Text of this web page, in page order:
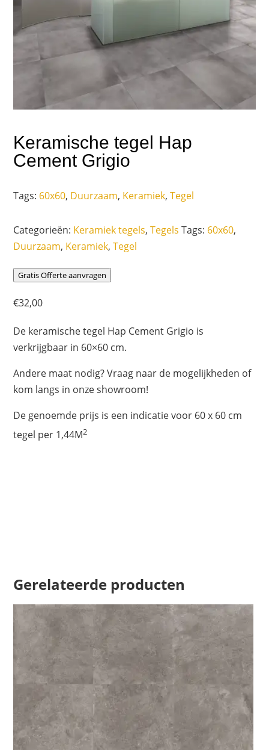
Keramische tegel Hap
Cement Grigio
Tags: 60x60, Duurzaam, Keramiek,Tegel
Categorieën: Keramiek tegels,Tegels Tags: 60x60,
Duurzaam, Keramiek,Tegel
Gratis Offerte aanvragen
€32,00
De keramische tegel Hap Cement Grigio is
verkrijgbaar in 60×60 cm.
Andere maat nodig? Vraag naar de mogelijkheden of
kom langs in onze showroom!
De genoemde prijs is een indicatie voor 60 x 60 cm
tegel per 1,44M2
Gerelateerde producten